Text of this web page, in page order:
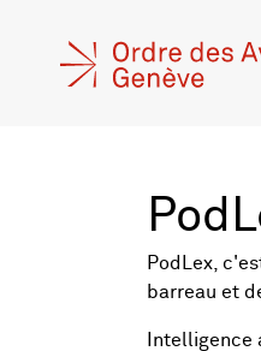
PodLex,
barreau et